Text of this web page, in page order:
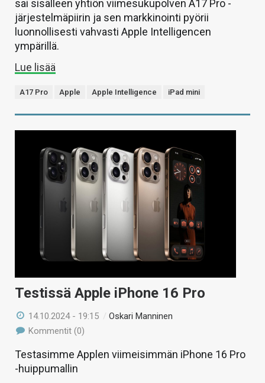
sai sisälleen yhtiön viimesukupolven A17 Pro -
järjestelmäpiirin ja sen markkinointi pyörii
luonnollisesti vahvasti Apple Intelligencen
ympärillä.
Lue lisää
A17 Pro Apple Apple Intelligence iPad mini
Testissä Apple iPhone 16 Pro
14.10.2024 - 19:15 /Oskari Manninen
Kommentit (0)
Testasimme Applen viimeisimmän iPhone 16 Pro
-huippumallin